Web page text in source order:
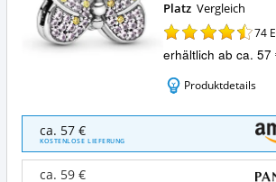
Platz Vergleich
74
erhältlich ab ca. 57
Produktdetails
Pandora
Bead
Charms
ca. 57 €
KOSTENLOSE LIEFERUNG
ca. 59 €